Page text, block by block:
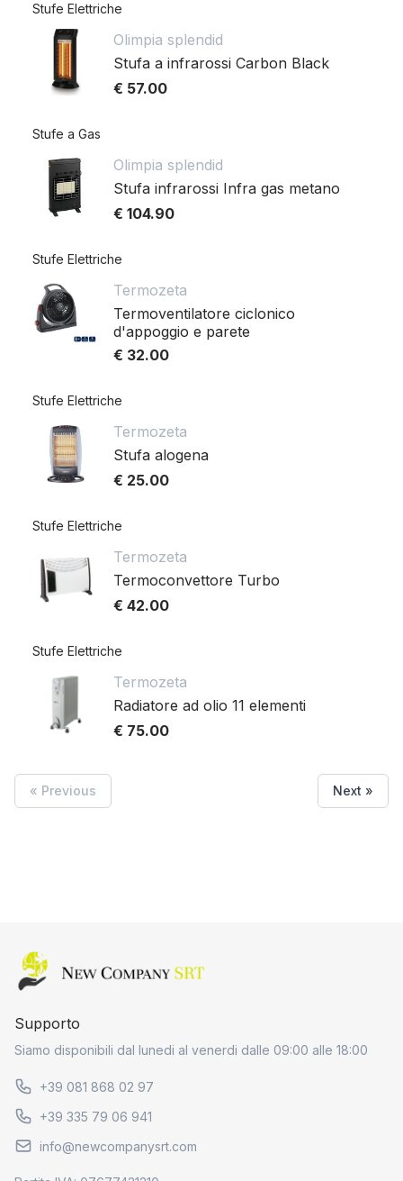
Stufe Elettriche
Olimpia splendid
Stufa a infrarossi Carbon Black
€ 57.00
Stufe a Gas
Olimpia splendid
Stufa infrarossi Infra gas metano
€ 104.90
Stufe Elettriche
Termozeta
Termoventilatore ciclonico
d'appoggio e parete
€ 32.00
Stufe Elettriche
Termozeta
Stufa alogena
€ 25.00
Stufe Elettriche
Termozeta
Termoconvettore Turbo
€ 42.00
Stufe Elettriche
Termozeta
Radiatore ad olio 11 elementi
€ 75.00
« Previous Next »
Home page
Supporto
Siamo disponibili dal lunedi al venerdi dalle 09:00 alle 18:00
+39 081 868 02 97
+39 335 79 06 941
info@newcompanysrt.com